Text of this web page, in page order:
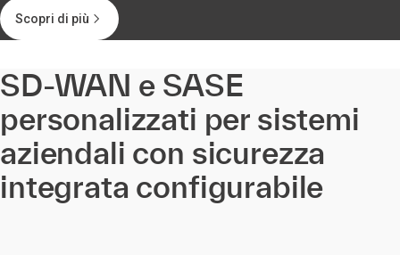
Scopri di più
SD-WAN e SASE
personalizzati per sistemi
aziendali con sicurezza
integrata configurabile